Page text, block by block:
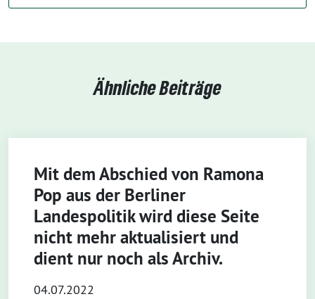
Ähnliche Beiträge
Mit dem Abschied von Ramona
Pop aus der Berliner
Landespolitik wird diese Seite
nicht mehr aktualisiert und
dient nur noch als Archiv.
04.07.2022